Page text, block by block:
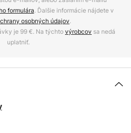
formulára. Ďalšie informácie nájdete v
osobných údajov.
je 99 €. Na týchtovýrobcov sa nedá
uplatniť.